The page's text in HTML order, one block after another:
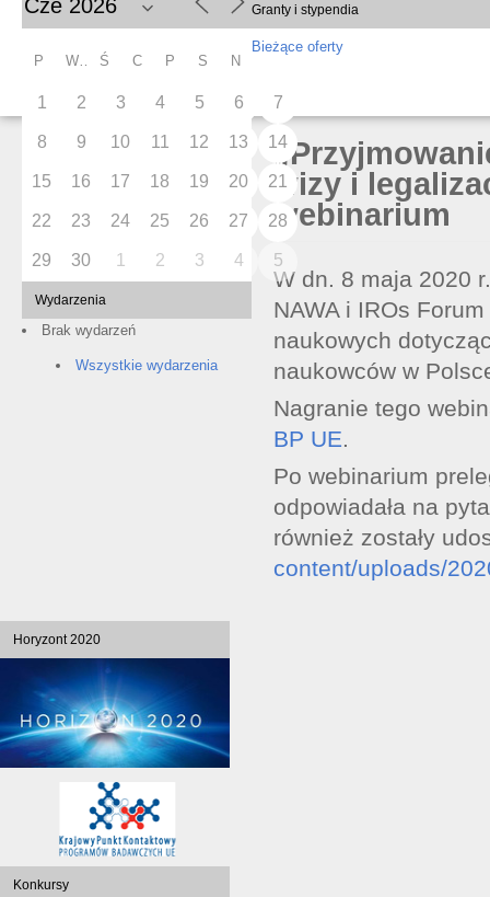
P Ś C P S N
1 2 3 4 5 6 7
8 9 10 11 12 13 14
15 16 17 18 19 20 21
22 23 24 25 26 27 28
29 30 1 2 3 4 5
Wydarzenia
Brak wydarzeń
Wszystkie wydarzenia
Granty i stypendia
Bieżące oferty
wizy i
webinarium
W dn. 8 maja 2020
NAWA i IROs
naukowych
naukowców w
Nagranie tego
BP UE
Po webinarium
odpowiadała na
również zostały
content/uploads/
Horyzont 2020
Konkursy